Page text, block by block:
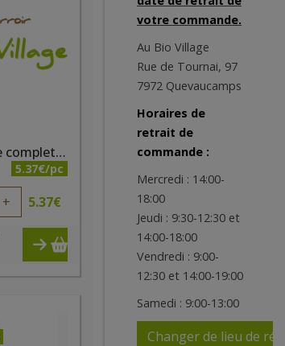
Spaghetti épeautre complet bio 500g Priméal
5.37€/pc
+ 5.37€
votre commande.
Au Bio Village
Rue de Tournai, 97
7972 Quevaucamps
Horaires de
retrait de
commande :
Mercredi : 14:00-
18:00
Jeudi : 9:30-12:30 et
14:00-18:00
Vendredi : 9:00-
12:30 et 14:00-19:00
Samedi : 9:00-13:00
Changer de lieu de